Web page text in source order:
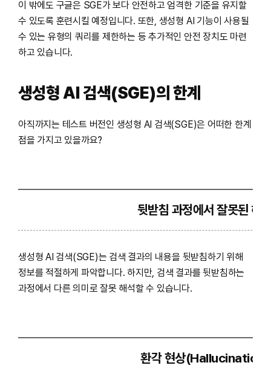
이 밖에도 구글은 SGE가 보다 안전하고 엄격한 기준을 유지할
수 있도록 훈련시킬 예정입니다. 또한, 생성형 AI 기능이 사용될
수 있는 유형의 쿼리를 제한하는 등 추가적인 안전 장치도 마련
하고 있습니다.
생성형 AI 검색(SGE)의 한계
아직까지는 테스트 버전인 생성형 AI 검색(SGE)은 어떠한 한계
점을 가지고 있을까요?
뒷받침 과정에서 잘못된 해
생성형 AI 검색(SGE)는 검색 결과의 내용을 뒷받침하기 위해
정보를 적절하게 파악합니다. 하지만, 검색 결과를 뒷받침하는
과정에서 다른 의미로 잘못 해석할 수 있습니다.
환각 현상(Hallucination)